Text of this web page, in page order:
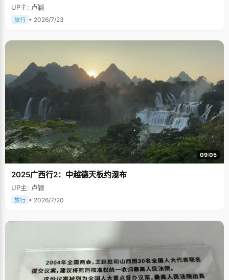
UP主: 卢颖
旅行 • 2026/7/23
09:05
2025广西行2：中越德天板约瀑布
UP主: 卢颖
旅行 • 2026/7/20